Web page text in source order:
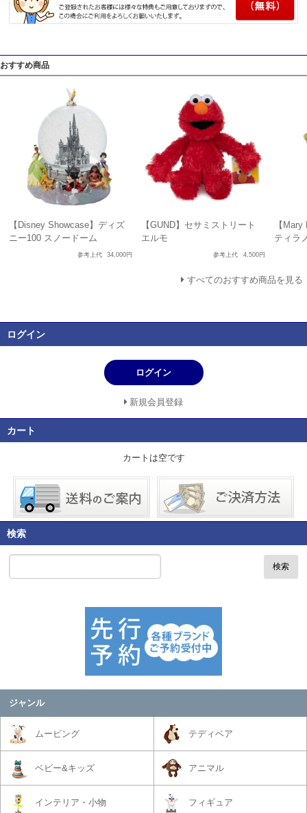
おすすめ商品
【Disney Showcase】ディズ
ニー100 スノードーム
参考上代 34,000円
【GUND】セサミストリート
エルモ
参考上代 4,500円
【
ティラ
すべてのおすすめ商品を見る
ログイン
ログイン
新規会員登録
カート
カートは空です
検索
検索
ジャンル
ムービング テディベア
ベビー&キッズ アニマル
インテリア・小物 フィギュア